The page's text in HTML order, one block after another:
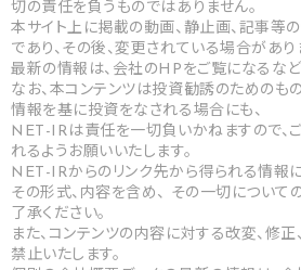
切の責任を負うものではありません。
本サイト上に掲載の動画、静止画、記事等
であり、その後、変更されている場合があり
最新の情報は、会社のHPをご覧になるなど
なお、本コンテンツは投資勧誘のためのも
情報を基に投資をなされる場合にも、
NET-IRは責任を一切負いかねますので、
れるようお願いいたします。
NET-IRからのリンク先から得られる情報
その形式、内容を含め、 その一切について
了承ください。
また、コンテンツの内容に対する改変、修
禁止いたします。